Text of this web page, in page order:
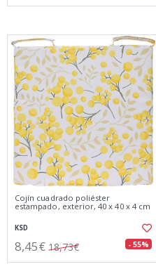
Cojín cuadrado poliéster
estampado, exterior, 40 x 40 x 4 cm
KSD
8,45€ 18,73€ - 55%